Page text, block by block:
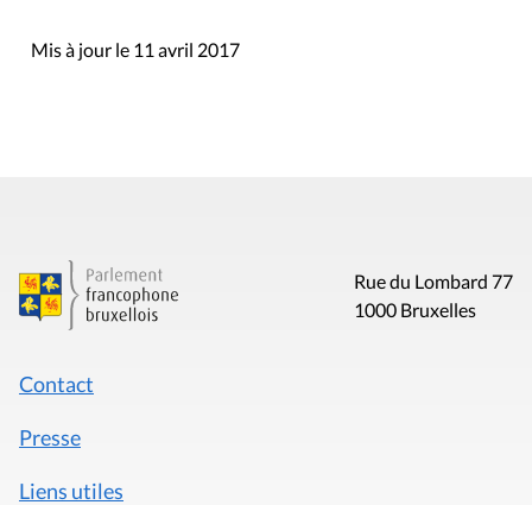
Mis à jour le 11 avril 2017
Rue du Lombard 77
1000 Bruxelles
Contact
Presse
Liens utiles